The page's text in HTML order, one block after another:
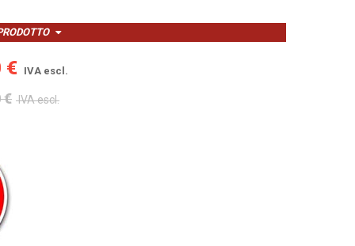
€ IVA escl.
€ IVA escl.